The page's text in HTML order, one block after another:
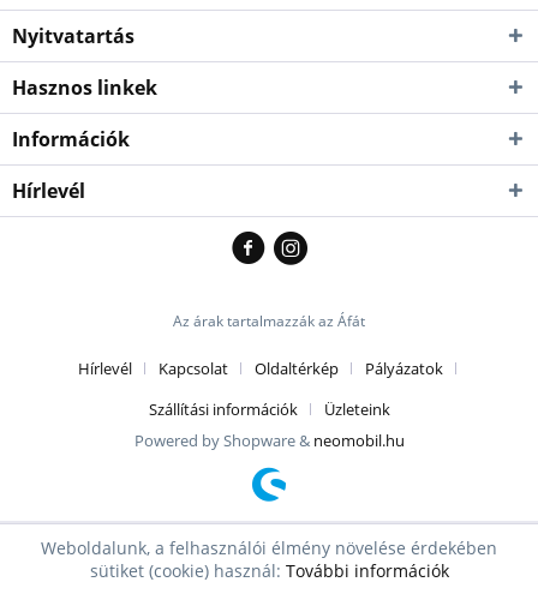
Nyitvatartás
Hasznos linkek
Információk
Hírlevél
Az árak tartalmazzák az Áfát
Hírlevél Kapcsolat Oldaltérkép
Pályázatok
Szállítási információk
Üzleteink
Powered by Shopware & neomobil.hu
Weboldalunk, a felhasználói élmény növelése érdekében
sütiket (cookie) használ: További információk